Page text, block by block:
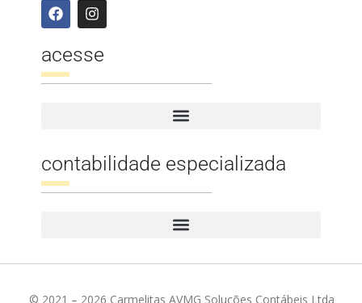
acesse
contabilidade especializada
© 2021 – 2026 Carmelitas AVMG Soluções Contábeis Ltda